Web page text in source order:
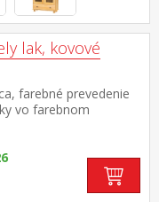
lak, kovové
farebné prevedenie
vo farebnom
široká zásuvka s
dvere 2